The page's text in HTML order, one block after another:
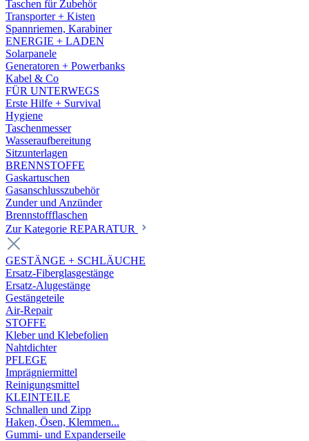
Taschen für Zubehör
Transporter + Kisten
Spannriemen, Karabiner
ENERGIE + LADEN
Solarpanele
Generatoren + Powerbanks
Kabel & Co
FÜR UNTERWEGS
Erste Hilfe + Survival
Hygiene
Taschenmesser
Wasseraufbereitung
Sitzunterlagen
BRENNSTOFFE
Gaskartuschen
Gasanschlusszubehör
Zunder und Anzünder
Brennstoffflaschen
Zur Kategorie REPARATUR
GESTÄNGE + SCHLÄUCHE
Ersatz-Fiberglasgestänge
Ersatz-Alugestänge
Gestängeteile
Air-Repair
STOFFE
Kleber und Klebefolien
Nahtdichter
PFLEGE
Imprägniermittel
Reinigungsmittel
KLEINTEILE
Schnallen und Zipp
Haken, Ösen, Klemmen...
Gummi- und Expanderseile